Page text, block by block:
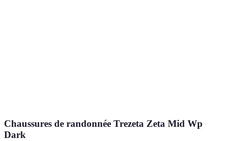
Chaussures de randonnée Trezeta Zeta Mid Wp
Dark